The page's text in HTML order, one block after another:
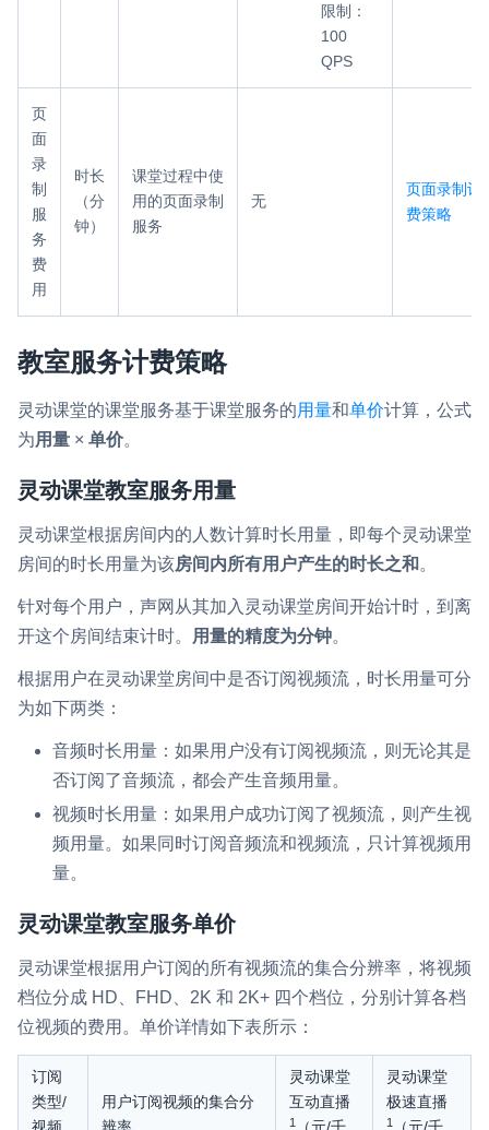
限制：
100
QPS
页
面
录
制
服
务
费
用
时长
（分
钟）
课堂过程中使
用的页面录制
服务
无
页面录制计
费策略
教室服务计费策略
灵动课堂的课堂服务基于课堂服务的用量和单价计算，公式
为用量 × 单价。
灵动课堂教室服务用量
灵动课堂根据房间内的人数计算时长用量，即每个灵动课堂
房间的时长用量为该房间内所有用户产生的时长之和 。
针对每个用户，声网从其加入灵动课堂房间开始计时，到离
开这个房间结束计时。
用量的精度为分钟。
根据用户在灵动课堂房间中是否订阅视频流，时长用量可分
为如下两类：
音频时长用量：如果用户没有订阅视频流，则无论其是
否订阅了音频流，都会产生音频用量。
视频时长用量：如果用户成功订阅了视频流，则产生视
频用量。如果同时订阅音频流和视频流，只计算视频用
量。
灵动课堂教室服务单价
灵动课堂根据用户订阅的所有视频流的集合分辨率，将视频
档位分成 HD、FHD、2K 和 2K+ 四个档位，分别计算各档
位视频的费用。单价详情如下表所示：
订阅
类型/
视频
用户订阅视频的集合分
辨率
灵动课堂
互动直播
1 （元/千
灵动课堂
极速直播
1 （元/千